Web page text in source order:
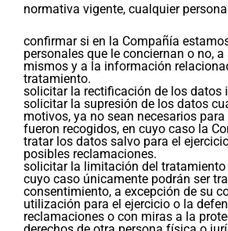
normativa vigente, cualquier
confirmar si en la Compañía
personales que le conciernan o no,
mismos y a la información
tratamiento.
solicitar la rectificación de los datos
solicitar la supresión de los datos
motivos, ya no sean necesarios
fueron recogidos, en cuyo caso la
tratar los datos salvo para el
posibles reclamaciones.
solicitar la limitación del tratamiento
cuyo caso únicamente podrán ser
consentimiento, a excepción de su
utilización para el ejercicio o la
reclamaciones o con miras a la